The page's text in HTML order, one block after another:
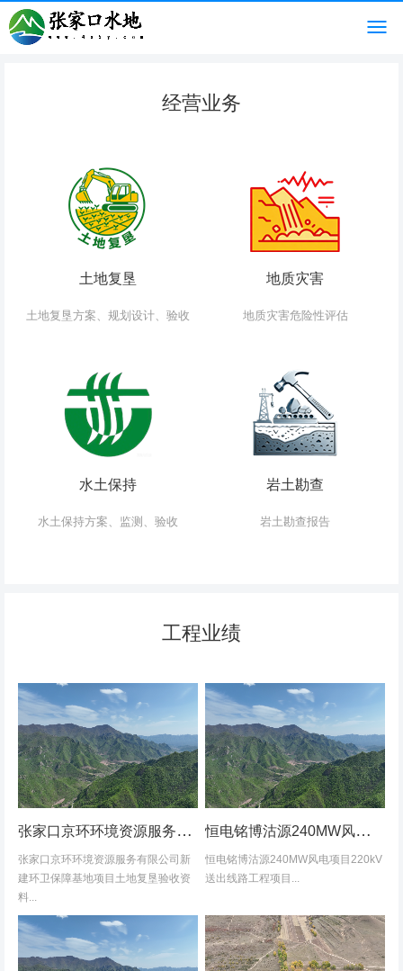
经营业务
土地复垦
土地复垦方案、规划设计、验收
地质灾害
地质灾害危险性评估
水土保持
水土保持方案、监测、验收
岩土勘查
岩土勘查报告
工程业绩
张家口京环环境资源服务有限公司新建环卫保障基地项目土地复垦验收资料
张家口京环环境资源服务有限公司新
建环卫保障基地项目土地复垦验收资
料...
恒电铭博沽源240MW风电项目220kV送出线路工程项目土地复垦验收资料
恒电铭博沽源240MW风电项目220kV
送出线路工程项目...